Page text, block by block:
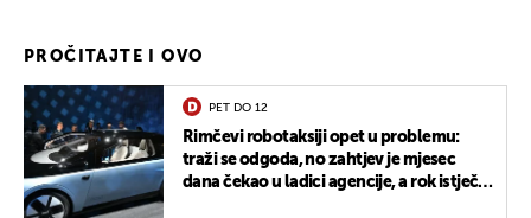
PROČITAJTE I OVO
PET DO 12
Rimčevi robotaksiji opet u problemu:
traži se odgoda, no zahtjev je mjesec
dana čekao u ladici agencije, a rok istječe